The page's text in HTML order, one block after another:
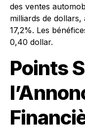
des ventes
milliards de
17,2%. Les
0,40 dollar.
Points